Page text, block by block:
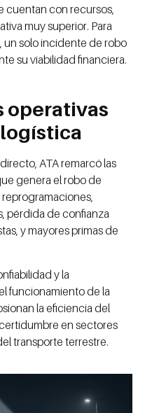
cuentan con recursos,
muy superior. Para
un solo incidente de robo
su viabilidad financiera.
operativas
ATA remarcó las
genera el robo de
pérdida de confianza
y mayores primas de
y la
funcionamiento de la
la eficiencia del
en sectores
transporte terrestre.